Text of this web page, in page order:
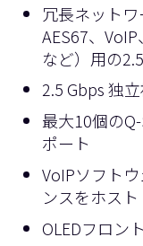
冗長ネットワ
AES67、
など）用の
2.5 Gbps 独
最大10個の
ポート
VoIPソフト
ンスをホスト
OLEDフロン